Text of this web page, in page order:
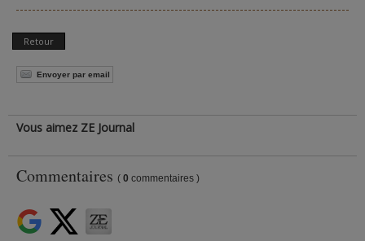
Retour
Envoyer par email
Vous aimez ZE Journal
Commentaires ( 0 commentaires )